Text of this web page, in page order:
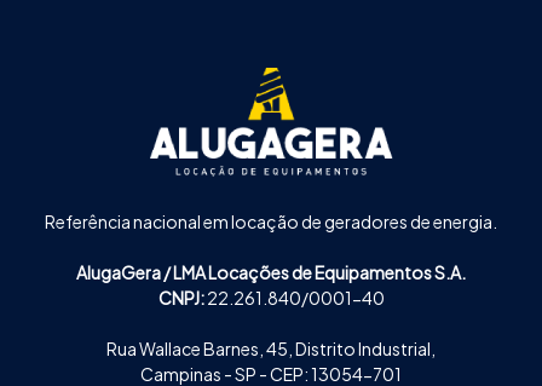
Referência nacional em locação de geradores de energia.
AlugaGera / LMA Locações de Equipamentos S.A.
CNPJ:22.261.840/0001-40
Rua Wallace Barnes, 45, Distrito Industrial,
Campinas - SP - CEP: 13054-701